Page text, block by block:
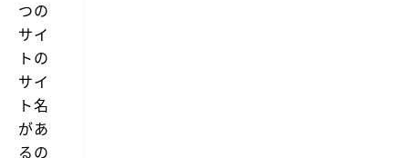
つの
サイ
トの
サイ
ト名
があ
るの